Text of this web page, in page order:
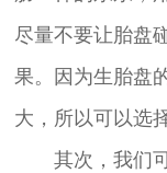
尽量不要让胎盘
果。因为生胎盘
大，所以可以选
其次，我们可